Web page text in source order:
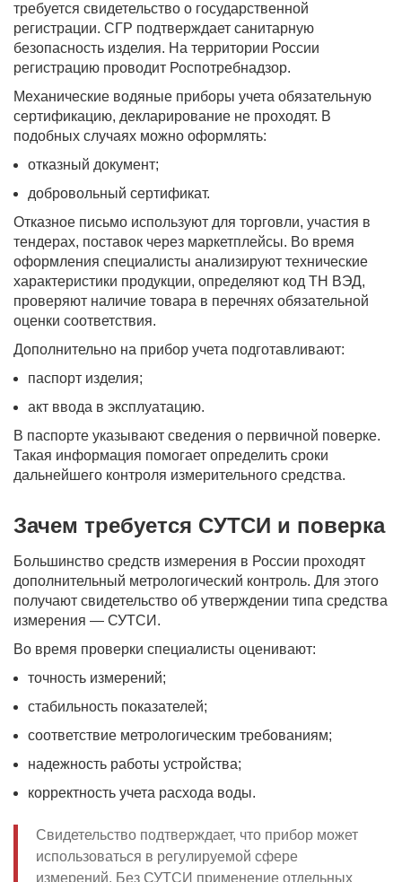
требуется свидетельство о государственной
регистрации. СГР подтверждает санитарную
безопасность изделия. На территории России
регистрацию проводит Роспотребнадзор.
Механические водяные приборы учета обязательную
сертификацию, декларирование не проходят. В
подобных случаях можно оформлять:
отказный документ;
добровольный сертификат.
Отказное письмо используют для торговли, участия в
тендерах, поставок через маркетплейсы. Во время
оформления специалисты анализируют технические
характеристики продукции, определяют код ТН ВЭД,
проверяют наличие товара в перечнях обязательной
оценки соответствия.
Дополнительно на прибор учета подготавливают:
паспорт изделия;
акт ввода в эксплуатацию.
В паспорте указывают сведения о первичной поверке.
Такая информация помогает определить сроки
дальнейшего контроля измерительного средства.
Зачем требуется СУТСИ и поверка
Большинство средств измерения в России проходят
дополнительный метрологический контроль. Для этого
получают свидетельство об утверждении типа средства
измерения — СУТСИ.
Во время проверки специалисты оценивают:
точность измерений;
стабильность показателей;
соответствие метрологическим требованиям;
надежность работы устройства;
корректность учета расхода воды.
Свидетельство подтверждает, что прибор может
использоваться в регулируемой сфере
измерений. Без СУТСИ применение отдельных